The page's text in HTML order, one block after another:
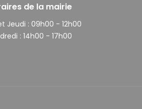
de la mairie
Jeudi : 09h00 - 12h00
: 14h00 - 17h00